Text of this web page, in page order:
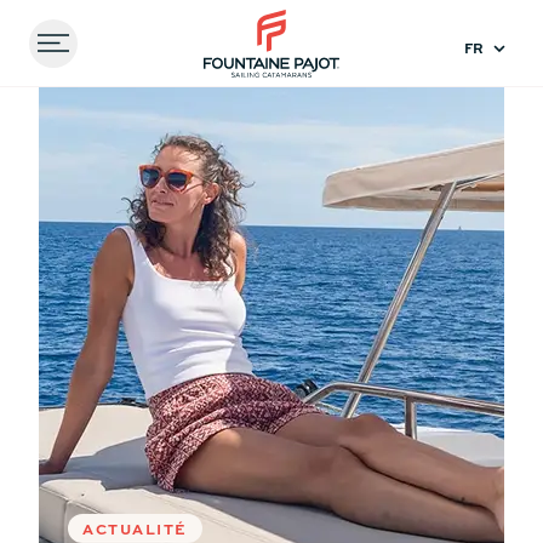
Menu
FOUNTAINE PAJOT - SAILING CATAMARANS
Expériences
salon nautique international de Miami 2026 ?
ACTUALITÉ
Comparez les
modèles
41 44